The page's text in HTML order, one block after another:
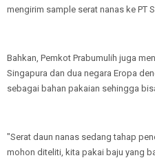
mengirim sample serat nanas ke PT
Bahkan, Pemkot Prabumulih juga
Singapura dan dua negara Eropa
sebagai bahan pakaian sehingga
"Serat daun nanas sedang tahap
mohon diteliti, kita pakai baju yang